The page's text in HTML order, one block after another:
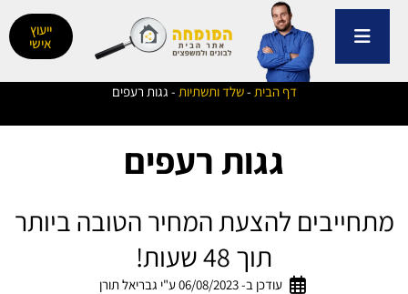
דילוג
ייעוץ
אישי
דף הבית -שלד ותשתיות - גגות רעפים
גגות רעפים
מתחייבים להצעת המחיר הטובה ביותר
תוך 48 שעות!
עודכן ב- 06/08/2023 ע"י גבריאל תורן